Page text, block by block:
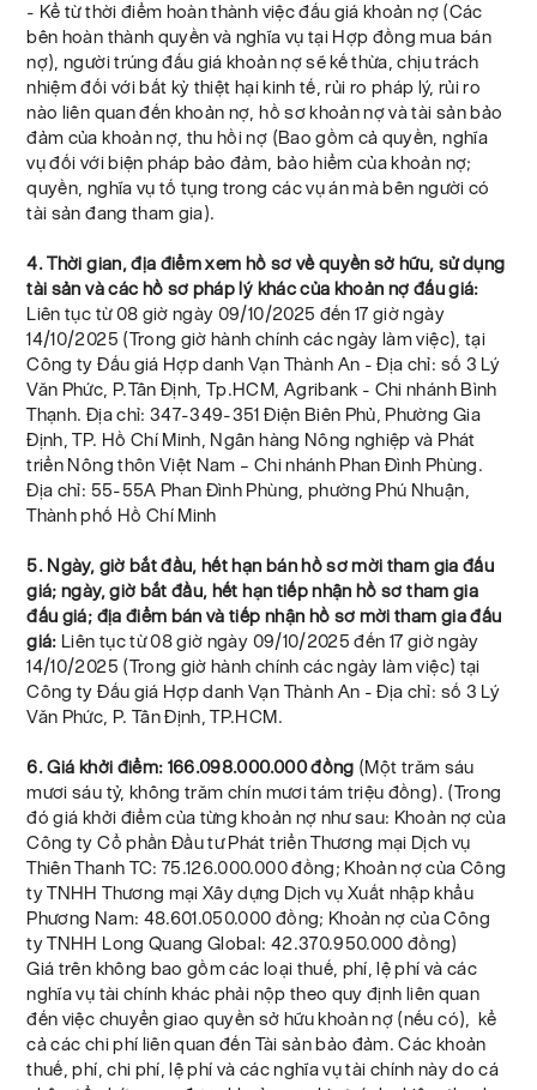
- Kể từ thời điểm hoàn thành việc đấu giá khoản nợ (Các
bên hoàn thành quyền và nghĩa vụ tại Hợp đồng mua bán
nợ), người trúng đấu giá khoản nợ sẽ kế thừa, chịu trách
nhiệm đối với bất kỳ thiệt hại kinh tế, rủi ro pháp lý, rủi ro
nào liên quan đến khoản nợ, hồ sơ khoản nợ và tài sản bảo
đảm của khoản nợ, thu hồi nợ (Bao gồm cả quyền, nghĩa
vụ đối với biện pháp bảo đảm, bảo hiểm của khoản nợ;
quyền, nghĩa vụ tố tụng trong các vụ án mà bên người có
tài sản đang tham gia).
4. Thời gian, địa điểm xem hồ sơ về quyền sở hữu, sử dụng
tài sản và các hồ sơ pháp lý khác của khoản nợ đấu giá:
Liên tục từ 08 giờ ngày 09/10/2025 đến 17 giờ ngày
14/10/2025 (Trong giờ hành chính các ngày làm việc), tại
Công ty Đấu giá Hợp danh Vạn Thành An - Địa chỉ: số 3 Lý
Văn Phức, P.Tân Định, Tp.HCM, Agribank - Chi nhánh Bình
Thạnh. Địa chỉ: 347-349-351 Điện Biên Phủ, Phường Gia
Định, TP. Hồ Chí Minh, Ngân hàng Nông nghiệp và Phát
triển Nông thôn Việt Nam – Chi nhánh Phan Đình Phùng.
Địa chỉ: 55-55A Phan Đình Phùng, phường Phú Nhuận,
Thành phố Hồ Chí Minh
5. Ngày, giờ bắt đầu, hết hạn bán hồ sơ mời tham gia đấu
giá; ngày, giờ bắt đầu, hết hạn tiếp nhận hồ sơ tham gia
đấu giá; địa điểm bán và tiếp nhận hồ sơ mời tham gia đấu
giá: Liên tục từ 08 giờ ngày 09/10/2025 đến 17 giờ ngày
14/10/2025 (Trong giờ hành chính các ngày làm việc) tại
Công ty Đấu giá Hợp danh Vạn Thành An - Địa chỉ: số 3 Lý
Văn Phức, P. Tân Định, TP.HCM.
6. Giá khởi điểm: 166.098.000.000 đồng (Một trăm sáu
mươi sáu tỷ, không trăm chín mươi tám triệu đồng). (Trong
đó giá khởi điểm của từng khoản nợ như sau: Khoản nợ của
Công ty Cổ phần Đầu tư Phát triển Thương mại Dịch vụ
Thiên Thanh TC: 75.126.000.000 đồng; Khoản nợ của Công
ty TNHH Thương mại Xây dựng Dịch vụ Xuất nhập khẩu
Phương Nam: 48.601.050.000 đồng; Khoản nợ của Công
ty TNHH Long Quang Global: 42.370.950.000 đồng)
Giá trên không bao gồm các loại thuế, phí, lệ phí và các
nghĩa vụ tài chính khác phải nộp theo quy định liên quan
đến việc chuyển giao quyền sở hữu khoản nợ (nếu có), kể
cả các chi phí liên quan đến Tài sản bảo đảm. Các khoản
thuế, phí, chi phí, lệ phí và các nghĩa vụ tài chính này do cá